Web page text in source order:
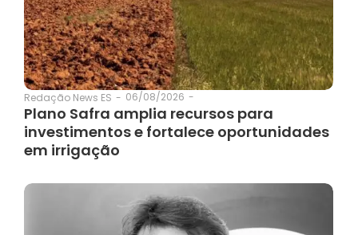
Redação News ES - 06/08/2026 -
Plano Safra amplia recursos para
investimentos e fortalece oportunidades
em irrigação